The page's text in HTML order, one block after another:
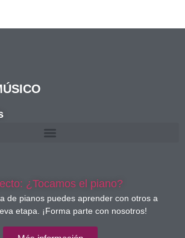
¿Tocamos el piano?
de pianos puedes aprender con otros a
etapa. ¡Forma parte con nosotros!